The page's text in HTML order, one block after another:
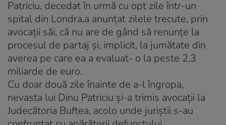
Patriciu, decedat în urmă cu opt zile într-un
spital din Londra,a anunţat zilele trecute, prin
avocaţii săi, că nu are de gând să renunţe la
procesul de partaj şi, implicit, la jumătate din
averea pe care ea a evaluat- o la peste 2,3
miliarde de euro.
Cu doar două zile înainte de a-l îngropa,
nevasta lui Dinu Patriciu şi-a trimis avocaţii la
Judecătoria Buftea, acolo unde juriştii s-au